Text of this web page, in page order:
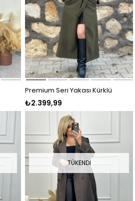
Premium Seri Yakası Kürklü
Kaşe Kaban HAKİ
₺2.399,99
TÜKENDI